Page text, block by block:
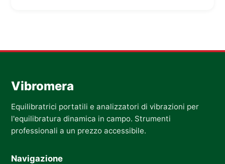
Vibromera
Equilibratrici portatili e analizzatori di vibrazioni per
l'equilibratura dinamica in campo. Strumenti
professionali a un prezzo accessibile.
Navigazione